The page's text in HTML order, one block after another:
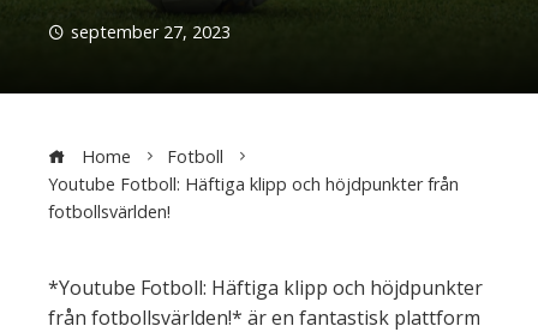
september 27, 2023
Home
Fotboll
Youtube Fotboll: Häftiga klipp och höjdpunkter från
fotbollsvärlden!
*Youtube Fotboll: Häftiga klipp och höjdpunkter
från fotbollsvärlden!* är en fantastisk plattform